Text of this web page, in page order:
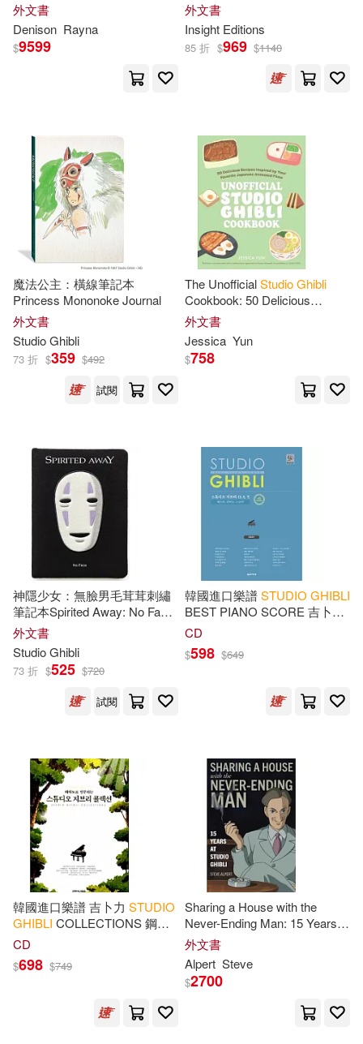
外文書
Denison Rayna
$9599
外文書
Insight Editions
85 折 $969 $1140
魔法公主：橫線筆記本
Princess Mononoke Journal
外文書
StudioGhibli
73 折 $359 $492
試閱
The UnofficialStudioGhibli
Cookbook: 50 Delicious
Recipes Inspired by Your
Favorite Japanese Animated
Films
外文書
Jessica Yun
$758
神隱少女：無臉男毛茸茸刺繡
筆記本Spirited Away: No Face
Plush Journal
外文書
StudioGhibli
73 折 $525 $720
試閱
韓國進口樂譜STUDIO GHIBLI
BEST PIANO SCORE 吉卜力
工作室簡易鋼琴譜 (韓國進口
CD
$598 $649
韓國進口樂譜 吉卜力 STUDIO
GHIBLI COLLECTIONS 鋼琴
譜 (韓國進口版)
CD
$698 $749
Sharing a House with the
Never-Ending Man: 15 Years at
Studio
外文書
Alpert Steve
$2700